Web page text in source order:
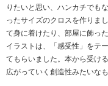
りたいと思い、ハンカチでも
ったサイズのクロスを作りま
て身に着けたり、部屋に飾っ
イラストは、「感受性」をテ
てもらいました。本から受け
広がっていく創造性みたいな